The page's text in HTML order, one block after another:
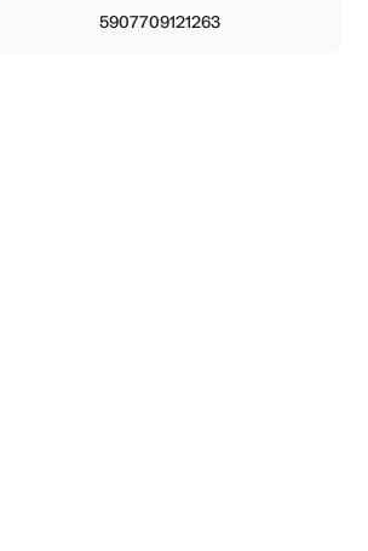
5907709121263